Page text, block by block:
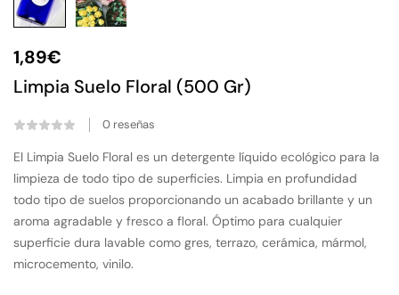
1,89€
Limpia Suelo Floral (500 Gr)
0 reseñas
El Limpia Suelo Floral es un detergente líquido ecológico para la
limpieza de todo tipo de superficies. Limpia en profundidad
todo tipo de suelos proporcionando un acabado brillante y un
aroma agradable y fresco a floral. Óptimo para cualquier
superficie dura lavable como gres, terrazo, cerámica, mármol,
microcemento, vinilo.